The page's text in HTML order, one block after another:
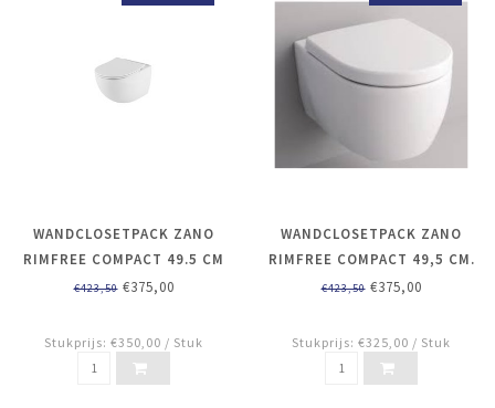
WANDCLOSETPACK ZANO
RIMFREE COMPACT 49.5 CM
INCL. SLIM SOFTCLOSE
€423,50€375,00
Stukprijs: €350,00 / Stuk
WANDCLOSETPACK ZANO
RIMFREE COMPACT 49,5 CM.
INCL. ZANO SOFTCLOSE
€423,50€375,00
Stukprijs: €325,00 / Stuk